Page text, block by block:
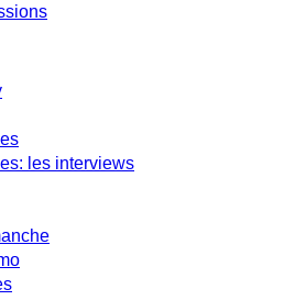
les interviews